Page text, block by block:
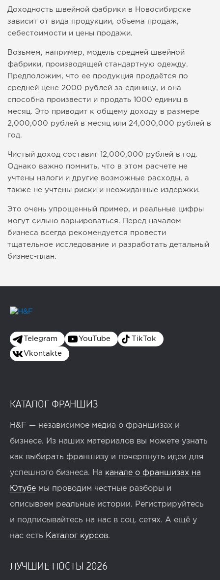
Доходность швейной фабрики в Новосибирске
зависит от вида продукции, объема продаж,
себестоимости и цены продажи.
Возьмем, например, модель средней швейной
фабрики, производящей стандартную одежду.
Предположим, что ее продукция продаётся по
средней цене 2000 рублей за единицу, и она
способна произвести и продать 1000 единиц в
месяц. Это приводит к общему доходу в размере
2,000,000 рублей в месяц или 24,000,000 рублей в
год.
Чистый доход составит 12,000,000 рублей в год.
Однако важно помнить, что в этом расчете не
учтены налоги и другие возможные расходы, а
также не учтены риски и неожиданные издержки.
Это очень упрощенный пример, и реальные цифры
могут сильно варьироваться. Перед началом
бизнеса всегда рекомендуется провести
тщательное исследование и разработать детальный
бизнес-план.
Telegram YouTube TikTok
Vkontakte
КАТАЛОГ ФРАНШИЗ
H&F — независимое медиа о франшизах и
бизнесе. Из наших материалов вы можете узнать
как выбирать франшизу и почерпнуть идеи для
успешного бизнеса. На канале о франшизах на
Ютубе мы проводим честные разборы и
описываем реальные истории. Регистрируйтесь
и подписывайтесь на нас в соц. сетях. А ещё у
нас есть Каталог курсов.
ЛУЧШИЕ ПОСТЫ 2026